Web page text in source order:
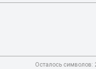
Осталось символов: